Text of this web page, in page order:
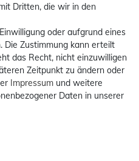
Dritten, die wir in den
oder aufgrund eines
Die Zustimmung kann erteilt
das Recht, nicht einzuwilligen
Zeitpunkt zu ändern oder
Impressum und weitere
Daten in unserer